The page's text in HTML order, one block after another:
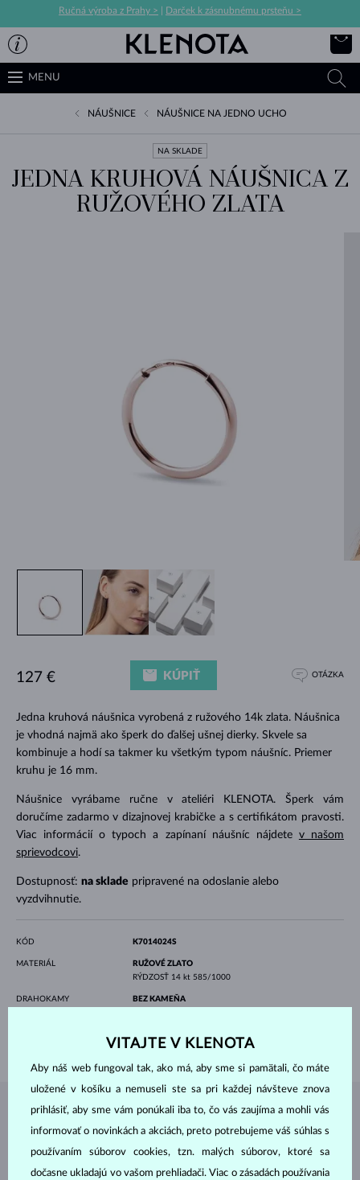
Ručná výroba z Prahy > Darček k zásnubnému prsteňu >
MENU
NÁUŠNICE NÁUŠNICE NA JEDNO UCHO
NA SKLADE
JEDNA KRUHOVÁ NÁUŠNICA Z
RUŽOVÉHO ZLATA
Jedna kruhová náušnica vyrobená z ružového 14k zlata. Náušnica
je vhodná najmä ako šperk do ďalšej ušnej dierky. Skvele sa
kombinuje a hodí sa takmer ku všetkým typom náušníc. Priemer
kruhu je 16 mm.
Náušnice vyrábame ručne v ateliéri KLENOTA. Šperk vám
doručíme zadarmo v dizajnovej krabičke a s certifikátom pravosti.
Viac informácií o typoch a zapínaní náušníc nájdete v našom
sprievodcovi.
Dostupnosť: na sklade pripravené na odoslanie alebo
vyzdvihnutie.
127 € KÚPIŤ OTÁZKA
KÓD K7014024S
MATERIÁL
RUŽOVÉ ZLATO
RÝDZOSŤ 14 kt 585/1000
DRAHOKAMY BEZ KAMEŇA
0.3 g
ŠPERKY ZATELIÉRU KLENOTA
VITAJTE V KLENOTA
Aby náš web fungoval tak, ako má, aby sme si pamätali, čo máte
uložené v košíku a nemuseli ste sa pri každej návšteve znova
prihlásiť, aby sme vám ponúkali iba to, čo vás zaujíma a mohli vás
informovať o novinkách a akciách, preto potrebujeme váš súhlas s
používaním súborov cookies, tzn. malých súborov, ktoré sa
dočasne ukladajú vo vašom prehliadači. Viac o zásadách používania